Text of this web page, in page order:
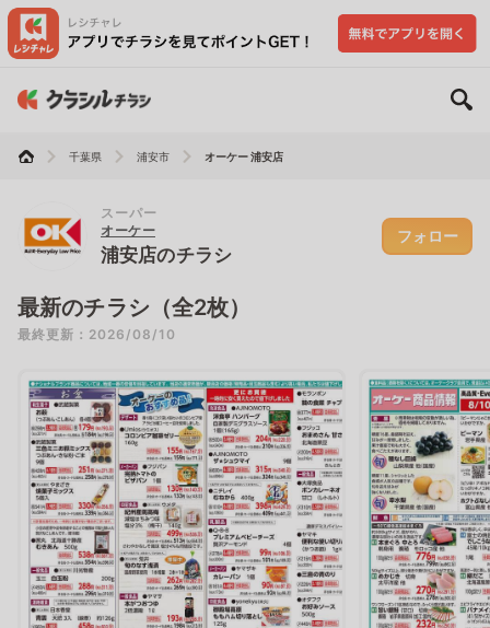
千葉県 浦安市 オーケー 浦安店
スーパー
オーケー
浦安店のチラシ
フォロー
最新のチラシ（全2枚）
最終更新：2026/08/10